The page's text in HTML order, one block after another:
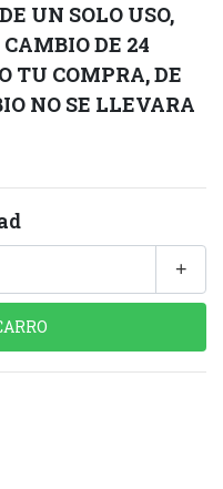
UN SOLO USO,
DE 24
TU COMPRA, DE
NO SE LLEVARA
+